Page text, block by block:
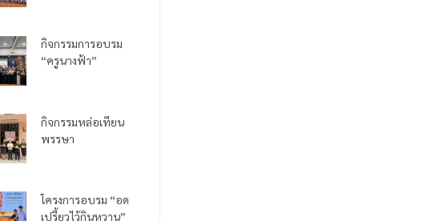
กิจกรรมการอบรม
“ครูนางฟ้า”
กิจกรรมหล่อเทียน
พรรษา
โครงการอบรม “อด
เปรี้ยวไว้กินหวาน”